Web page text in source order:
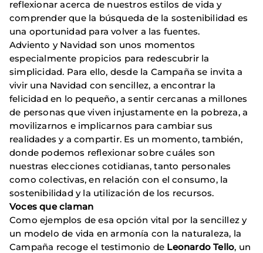
reflexionar acerca de nuestros estilos de vida y
comprender que la búsqueda de la sostenibilidad es
una oportunidad para volver a las fuentes.
Adviento y Navidad son unos momentos
especialmente propicios para redescubrir la
simplicidad. Para ello, desde la Campaña se invita a
vivir una Navidad con sencillez, a encontrar la
felicidad en lo pequeño, a sentir cercanas a millones
de personas que viven injustamente en la pobreza, a
movilizarnos e implicarnos para cambiar sus
realidades y a compartir. Es un momento, también,
donde podemos reflexionar sobre cuáles son
nuestras elecciones cotidianas, tanto personales
como colectivas, en relación con el consumo, la
sostenibilidad y la utilización de los recursos.
Voces que claman
Como ejemplos de esa opción vital por la sencillez y
un modelo de vida en armonía con la naturaleza, la
Campaña recoge el testimonio de Leonardo Tello, un